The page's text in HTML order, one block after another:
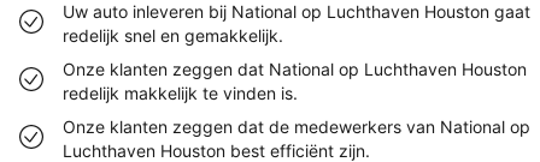
Uw auto inleveren bij National op Luchthaven Houston gaat
redelijk snel en gemakkelijk.
Onze klanten zeggen dat National op Luchthaven Houston
redelijk makkelijk te vinden is.
Onze klanten zeggen dat de medewerkers van National op
Luchthaven Houston best efficiënt zijn.